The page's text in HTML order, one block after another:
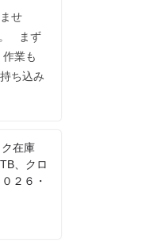
せ
。 まず
業も
ち込み
ク在庫
、クロ
２６・